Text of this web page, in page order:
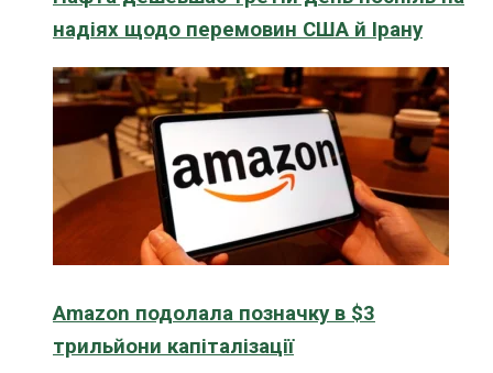
надіях щодо перемовин США й Ірану
Amazon подолала позначку в $3
трильйони капіталізації